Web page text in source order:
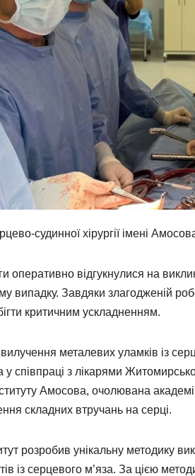
судинної хірургії імені
оперативно відгукнулися на
випадку. Завдяки злагодженій
критичним ускладненням.
металевих уламків із
співпраці з лікарями
Амосова, очолювана
складних втручань на серці.
розробив унікальну методику
із серцевого м’яза. За цією